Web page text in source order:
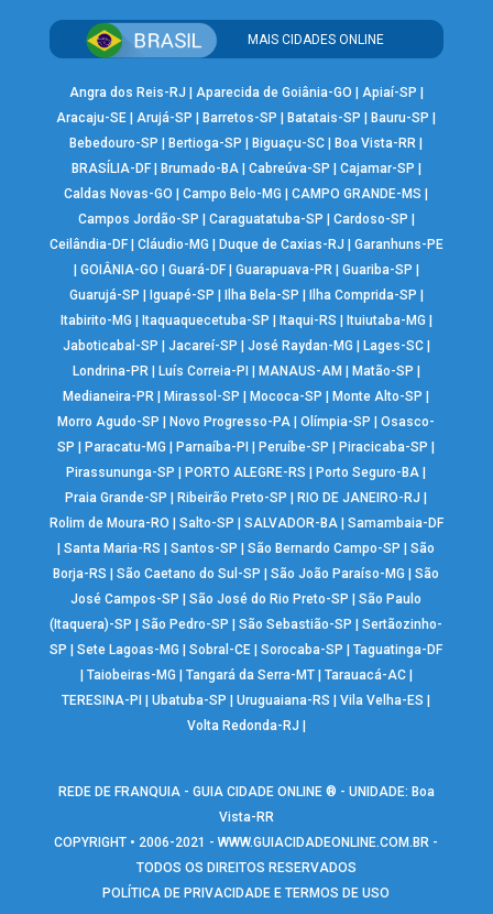
MAIS CIDADES ONLINE
Angra dos Reis-RJ Aparecida de Goiânia-GO Apiaí-SP
Aracaju-SE |Arujá-SP Barretos-SP Batatais-SP Bauru-SP
Bebedouro-SP
Bertioga-SP Biguaçu-SC Boa Vista-RR
BRASÍLIA-DF| Brumado-BA| Cabreúva-SP Cajamar-SP
Caldas Novas-GO
|Campo Belo-MG |CAMPO GRANDE-MS
Campos Jordão-SP
Caraguatatuba-SP Cardoso-SP
Ceilândia-DF| Cláudio-MG Duque de Caxias-RJ
Garanhuns-PE
GOIÂNIA-GO Guará-DF| Guarapuava-PR| Guariba-SP
Guarujá-SP
Iguapé-SP Ilha Bela-SP Ilha Comprida-SP
Itabirito-MG
Itaquaquecetuba-SP Itaqui-RS Ituiutaba-MG
Jaboticabal-SP
Jacareí-SP José Raydan-MG Lages-SC|
Londrina-PR| Luís Correia-PI MANAUS-AM Matão-SP
Medianeira-PR
Mirassol-SP Mococa-SP Monte Alto-SP
Morro Agudo-SP
Novo Progresso-PA |Olímpia-SP |Osasco-
SP
Paracatu-MG Parnaíba-PI Peruíbe-SP Piracicaba-SP
Pirassununga-SP
PORTO ALEGRE-RS Porto Seguro-BA
Praia Grande-SP
Ribeirão Preto-SP RIO DE JANEIRO-RJ
Rolim de Moura-RO
Salto-SP SALVADOR-BA| Samambaia-DF
|Santa Maria-RS |Santos-SP |São Bernardo Campo-SP |São
Borja-RS
|São Caetano do Sul-SP |São João Paraíso-MG |São
José Campos-SP
|São José do Rio Preto-SP |São Paulo
(Itaquera)-SP
|São Pedro-SP |São Sebastião-SP |Sertãozinho-
SP
|Sete Lagoas-MG |Sobral-CE |Sorocaba-SP |Taguatinga-DF
Taiobeiras-MG Tangará da Serra-MT| Tarauacá-AC|
TERESINA-PI
|Ubatuba-SP |Uruguaiana-RS |Vila Velha-ES
Volta Redonda-RJ
REDE DE FRANQUIA - GUIA CIDADE ONLINE ® - UNIDADE: Boa
Vista-RR
COPYRIGHT • 2006-2021 -WWW.GUIACIDADEONLINE.COM.BR -
TODOS OS DIREITOS RESERVADOS
POLÍTICA DE PRIVACIDADE E TERMOS DE USO